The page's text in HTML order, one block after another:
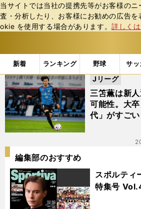
当サイトでは当社の提携先等がお客様のニ
査・分析したり、お客様にお勧めの広告
okie を使⽤する場合があります。詳しく
新着 ランキング 野球 サ
b
ス
ポ
ル
テ
ィ
ー
バ
「#第７世代」の最新ニュース・
三笘薫は新
可能性。大
代」がすごい
Jリーグ
編集部のおすすめ
スポルテ
特集号